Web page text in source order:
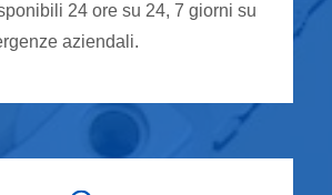
24 ore su 24, 7 giorni su
aziendali.